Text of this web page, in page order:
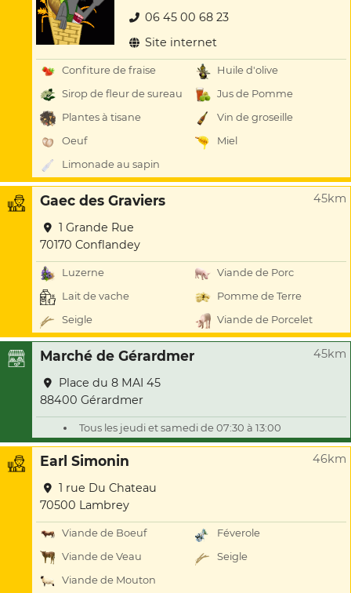
06 45 00 68 23
Site internet
Confiture de fraise
Huile d'olive
Sirop de fleur de sureau
Jus de Pomme
Plantes à tisane
Vin de groseille
Oeuf
Miel
Limonade au sapin
Gaec des Graviers 45km
1 Grande Rue
70170 Conflandey
Luzerne
Viande de Porc
Lait de vache
Pomme de Terre
Seigle
Viande de Porcelet
Marché de Gérardmer 45km
Place du 8 MAI 45
88400 Gérardmer
Tous les jeudi et samedi de 07:30 à 13:00
Earl Simonin 46km
1 rue Du Chateau
70500 Lambrey
Viande de Boeuf
Féverole
Viande de Veau
Seigle
Viande de Mouton